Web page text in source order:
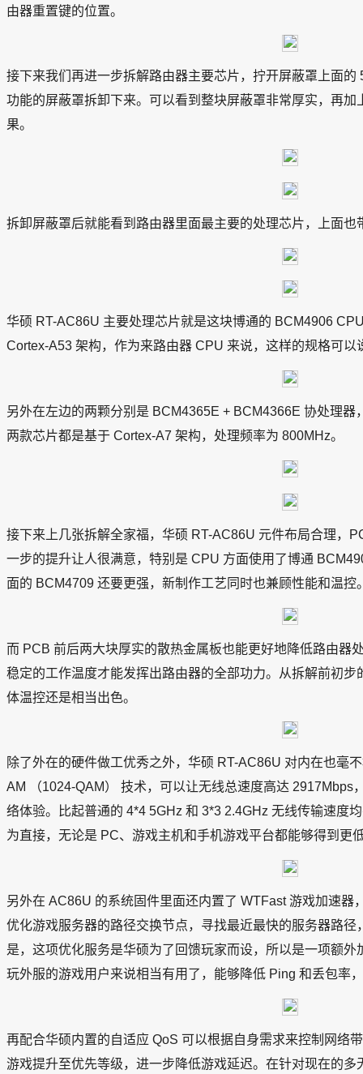
由器重置键的位置。
接下来我们再进一步拆解路由器主要芯片，拧开屏蔽罩上面
功能的屏蔽罩拆卸下来。可以看到整块屏蔽罩非常厚实，再
果。
拆卸屏蔽罩后就能看到路由器里面最主要的处理芯片，上面也
华硕 RT-AC86U 主要处理芯片就是这块博通的 BCM4906
Cortex-A53 架构，作为来路由器 CPU 来说，这样的规格可以
另外在左边的两颗分别是 BCM4365E + BCM4366E 协处理器
两款芯片都是基于 Cortex-A7 架构，处理频率为 800MHz。
接下来上几张拆解全家福，华硕 RT-AC86U 元件布局合理，
一步的提升让人很满意，特别是 CPU 方面使用了博通
面的 BCM4709 还要更强，新制作工艺同时也兼顾性能和温控
而 PCB 前后两大块厚实的散热金属板也能更好地降低路由器
稳定的工作温度才能发挥出路由器的全部功力。从拆解前初
体温控还是相当出色。
除了外在的硬件做工优秀之外，华硕 RT-AC86U 对内在也毫
AM （1024-QAM） 技术，可以让无线总速度高达 2917Mbps
络体验。比起普通的 4*4 5GHz 和 3*3 2.4GHz 无线传输速度
为直接，无论是 PC、游戏主机和手机游戏平台都能够得到更
另外在 AC86U 的系统固件里面还内置了 WTFast 游戏加速器
优化游戏服务器的路径交换节点，寻找最近最快的服务器路
是，这项优化服务是华硕为了回馈玩家而设，所以是一项额
玩外服的游戏用户来说相当有用了，能够降低 Ping 和丢包率
再配合华硕内置的自适应 QoS 可以根据自身需求来控制网络
游戏提升至优先等级，进一步降低游戏延迟。在针对现在的